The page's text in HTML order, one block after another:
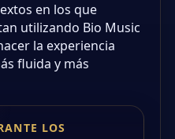
en los que
utilizando Bio Music
la experiencia
fluida y más
LOS